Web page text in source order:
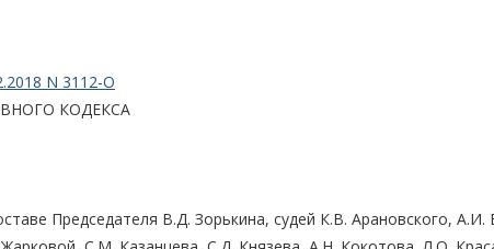
N 3112-О
КОДЕКСА
Председателя В.Д. Зорькина, судей К.В. Арановского, А.И.